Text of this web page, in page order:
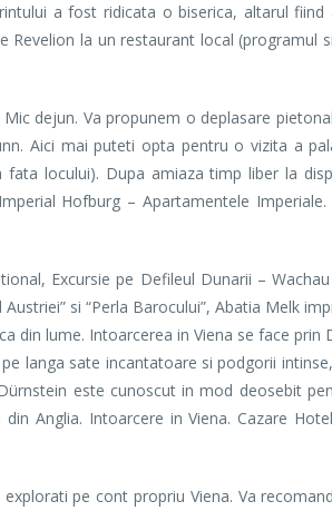
a fost ridicata o biserica, altarul fiind
Revelion la un restaurant local (programul
dejun. Va propunem o deplasare
Aici mai puteti opta pentru o vizita a
locului). Dupa amiaza timp liber la
Hofburg – Apartamentele
Excursie pe Defileul Dunarii –
si “Perla Barocului”, Abatia Melk
din lume. Intoarcerea in Viena se face prin
langa sate incantatoare si podgorii
este cunoscut in mod deosebit
Anglia. Intoarcere in Viena. Cazare
pe cont propriu Viena. Va